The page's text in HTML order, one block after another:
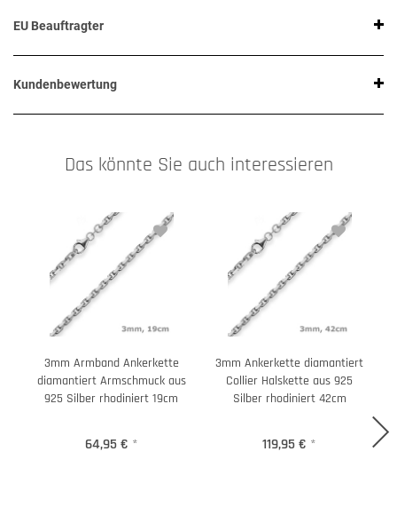
EU Beauftragter
Kundenbewertung
Das könnte Sie auch interessieren
3mm Armband Ankerkette
diamantiert Armschmuck aus
925 Silber rhodiniert 19cm
64,95 € *
3mm Ankerkette diamantiert
Collier Halskette aus 925
Silber rhodiniert 42cm
119,95 € *